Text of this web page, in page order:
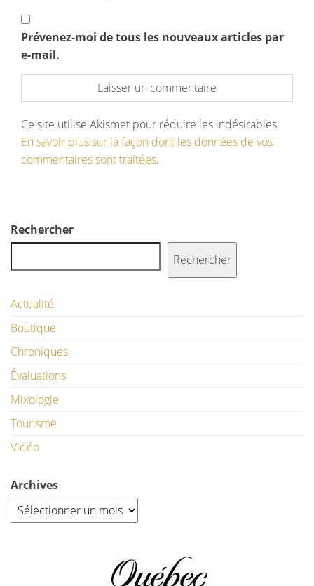
Prévenez-moi de tous les nouveaux articles par
e-mail.
Ce site utilise Akismet pour réduire les indésirables.
En savoir plus sur la façon dont les données de vos
commentaires sont traitées.
Rechercher
Rechercher
Actualité
Boutique
Chroniques
Évaluations
Mixologie
Tourisme
Vidéo
Archives